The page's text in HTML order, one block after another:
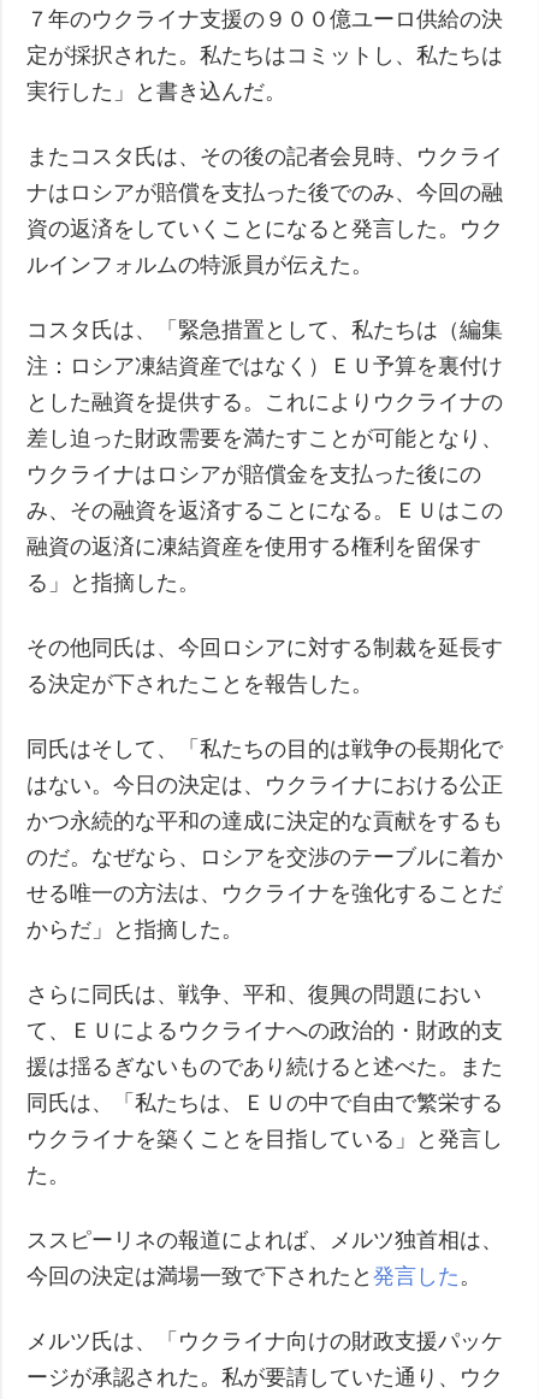
７年のウクライナ支援の９００億ユーロ供給の決
定が採択された。私たちはコミットし、私たちは
実行した」と書き込んだ。
またコスタ氏は、その後の記者会見時、ウクライ
ナはロシアが賠償を支払った後でのみ、今回の融
資の返済をしていくことになると発言した。ウク
ルインフォルムの特派員が伝えた。
コスタ氏は、「緊急措置として、私たちは（編集
注：ロシア凍結資産ではなく）ＥＵ予算を裏付け
とした融資を提供する。これによりウクライナの
差し迫った財政需要を満たすことが可能となり、
ウクライナはロシアが賠償金を支払った後にの
み、その融資を返済することになる。ＥＵはこの
融資の返済に凍結資産を使用する権利を留保す
る」と指摘した。
その他同氏は、今回ロシアに対する制裁を延長す
る決定が下されたことを報告した。
同氏はそして、「私たちの目的は戦争の長期化で
はない。今日の決定は、ウクライナにおける公正
かつ永続的な平和の達成に決定的な貢献をするも
のだ。なぜなら、ロシアを交渉のテーブルに着か
せる唯一の方法は、ウクライナを強化することだ
からだ」と指摘した。
さらに同氏は、戦争、平和、復興の問題におい
て、ＥＵによるウクライナへの政治的・財政的支
援は揺るぎないものであり続けると述べた。また
同氏は、「私たちは、ＥＵの中で自由で繁栄する
ウクライナを築くことを目指している」と発言し
た。
ススピーリネの報道によれば、メルツ独首相は、
今回の決定は満場一致で下されたと発言した 。
メルツ氏は、「ウクライナ向けの財政支援パッケ
ージが承認された。私が要請していた通り、ウク